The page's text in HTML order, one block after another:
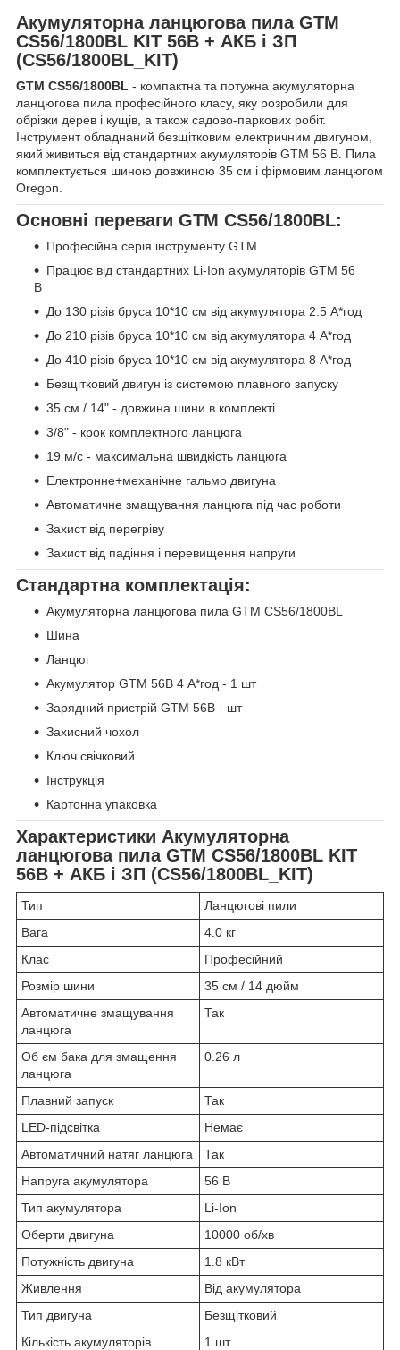
Акумуляторна ланцюгова пила GTM
CS56/1800BL KIT 56В + АКБ і ЗП
(CS56/1800BL_KIT)
GTM CS56/1800BL - компактна та потужна акумуляторна
ланцюгова пила професійного класу, яку розробили для
обрізки дерев і кущів, а також садово-паркових робіт.
Інструмент обладнаний безщітковим електричним двигуном,
який живиться від стандартних акумуляторів GTM 56 В. Пила
комплектується шиною довжиною 35 см і фірмовим ланцюгом
Oregon.
Основні переваги GTM CS56/1800BL:
Професійна серія інструменту GTM
Працює від стандартних Li-Ion акумуляторів GTM 56
В
До 130 різів бруса 10*10 см від акумулятора 2.5 А*год
До 210 різів бруса 10*10 см від акумулятора 4 А*год
До 410 різів бруса 10*10 см від акумулятора 8 А*год
Безщітковий двигун із системою плавного запуску
35 см / 14" - довжина шини в комплекті
3/8" - крок комплектного ланцюга
19 м/с - максимальна швидкість ланцюга
Електронне+механічне гальмо двигуна
Автоматичне змащування ланцюга під час роботи
Захист від перегріву
Захист від падіння і перевищення напруги
Стандартна комплектація:
Акумуляторна ланцюгова пила GTM CS56/1800BL
Шина
Ланцюг
Акумулятор GTM 56В 4 А*год - 1 шт
Зарядний пристрій GTM 56В - шт
Захисний чохол
Ключ свічковий
Інструкція
Картонна упаковка
Характеристики Акумуляторна
ланцюгова пила GTM CS56/1800BL KIT
56В + АКБ і ЗП (CS56/1800BL_KIT)
Тип
Ланцюгові пили
Вага
4.0 кг
Клас
Професійний
Розмір шини
35 см / 14 дюйм
Автоматичне змащування
ланцюга
Так
Об єм бака для змащення
ланцюга
0.26 л
Плавний запуск
Так
LED-підсвітка
Немає
Автоматичний натяг ланцюга
Так
Напруга акумулятора
56 В
Тип акумулятора
Li-Ion
Оберти двигуна
10000 об/хв
Потужність двигуна
1.8 кВт
Живлення
Від акумулятора
Тип двигуна
Безщітковий
Кількість акумуляторів
1 шт